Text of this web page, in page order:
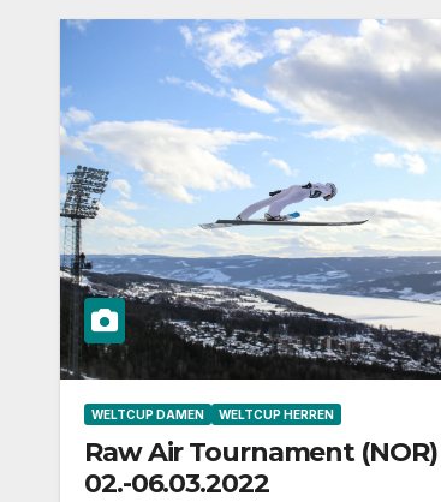
WELTCUP DAMEN WELTCUP HERREN
Raw Air Tournament (NOR)
02.-06.03.2022